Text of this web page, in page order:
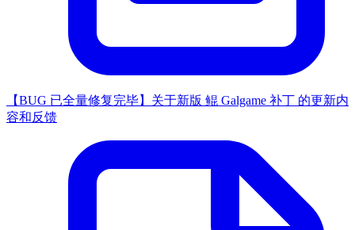
【BUG 已全量修复完毕】关于新版 鲲 Galgame 补丁 的更新内
容和反馈